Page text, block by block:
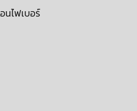
นไฟเบอร์